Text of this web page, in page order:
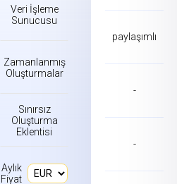
Veri İşleme
Sunucusu
Zamanlanmış
Oluşturmalar
Sınırsız
Oluşturma
Eklentisi
Aylık
Fiyat
paylaşımlı
-
-